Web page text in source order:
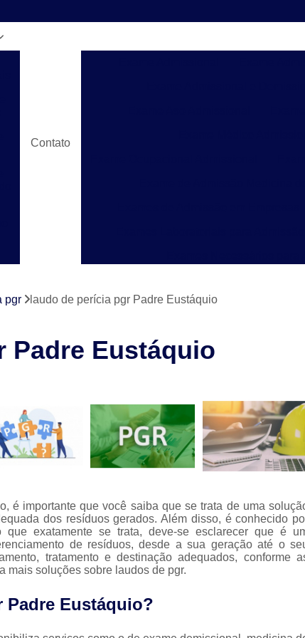
Contato
Laudo de Pgr para
Laudo de Pgr sobre Solda
Laudos Técnicos de Pgr
Laudo de Segurança no Trabalho
Laudo Técnico de Segurança do Trabalho
Laudo Técnico Segurança do Trabalho
Laudos de
Laudos de Segurança e Medicina
Laudos Segurança do Trabalho
Aso Medicina do Trabalho
Clínica de Segurança e Medicina
pgr laudo de perícia pgr Padre Eustáquio
Padre Eustáquio
é importante que você saiba que se trata de uma
dos resíduos gerados. Além disso, é conhecido
exatamente se trata, deve-se esclarecer que é
de resíduos, desde a sua geração até o
tratamento e destinação adequados, conforme
mais soluções sobre laudos de pgr.
Eustáquio?